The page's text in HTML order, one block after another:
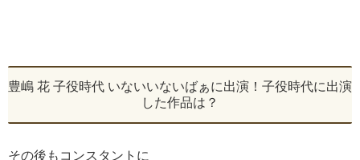
豊嶋 花 子役時代 いないいないばぁに出演！子役時代に出演
した作品は？
その後もコンスタントに